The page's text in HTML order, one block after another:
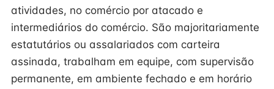
atividades, no comércio por atacado e
intermediários do comércio. São majoritariamente
estatutários ou assalariados com carteira
assinada, trabalham em equipe, com supervisão
permanente, em ambiente fechado e em horário